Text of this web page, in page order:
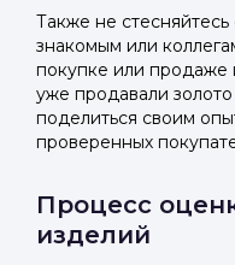
Телефон
или подайте
Войти в
или подайте
Войти в
Также не стесняйтесь
знакомым или
покупке или продаже
уже продавали
поделиться своим
проверенных
Процесс
изделий